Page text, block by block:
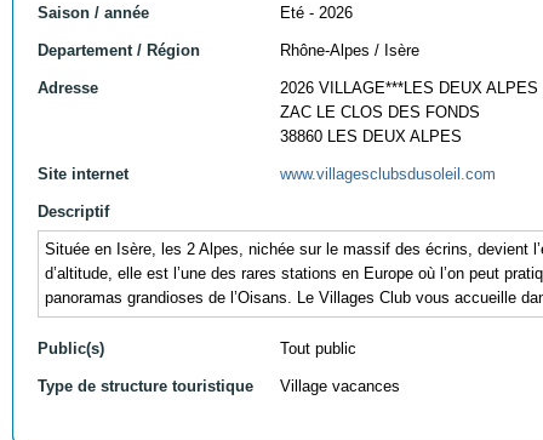
Saison / année Eté - 2026
Departement / Région Rhône-Alpes / Isère
Adresse
2026 VILLAGE***LES DEUX ALPES
ZAC LE CLOS DES FONDS
38860 LES DEUX ALPES
Site internet www.villagesclubsdusoleil.com
Descriptif
Située en Isère, les 2 Alpes, nichée sur le massif des écrins, devient
d’altitude, elle est l’une des rares stations en Europe où l’on peut
panoramas grandioses de l’Oisans. Le Villages Club vous accueille
Public(s) Tout public
Type de structure touristique Village vacances